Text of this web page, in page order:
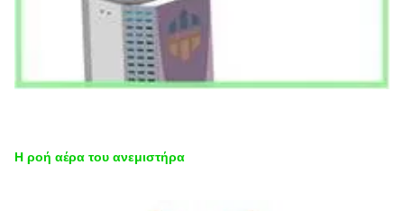
Η ροή αέρα του ανεμιστήρα